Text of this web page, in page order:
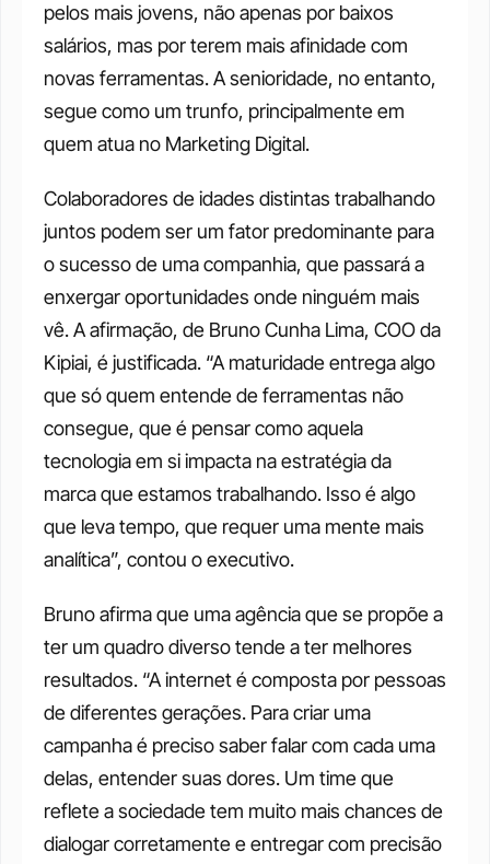
pelos mais jovens, não apenas por baixos
salários, mas por terem mais afinidade com
novas ferramentas. A senioridade, no entanto,
segue como um trunfo, principalmente em
quem atua no Marketing Digital.
Colaboradores de idades distintas trabalhando
juntos podem ser um fator predominante para
o sucesso de uma companhia, que passará a
enxergar oportunidades onde ninguém mais
vê. A afirmação, de Bruno Cunha Lima, COO da
Kipiai, é justificada. “A maturidade entrega algo
que só quem entende de ferramentas não
consegue, que é pensar como aquela
tecnologia em si impacta na estratégia da
marca que estamos trabalhando. Isso é algo
que leva tempo, que requer uma mente mais
analítica”, contou o executivo.
Bruno afirma que uma agência que se propõe a
ter um quadro diverso tende a ter melhores
resultados. “A internet é composta por pessoas
de diferentes gerações. Para criar uma
campanha é preciso saber falar com cada uma
delas, entender suas dores. Um time que
reflete a sociedade tem muito mais chances de
dialogar corretamente e entregar com precisão